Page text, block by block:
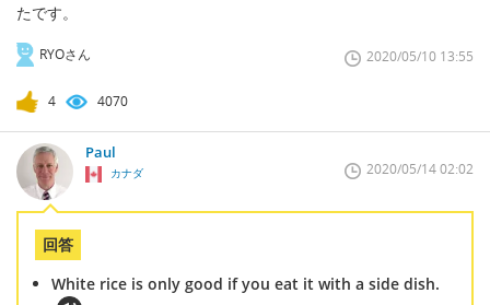
たです。
RYOさん 2020/05/10 13:55
4 4070
Paul
カナダ 2020/05/14 02:02
回答
White rice is only good if you eat it with a side dish.